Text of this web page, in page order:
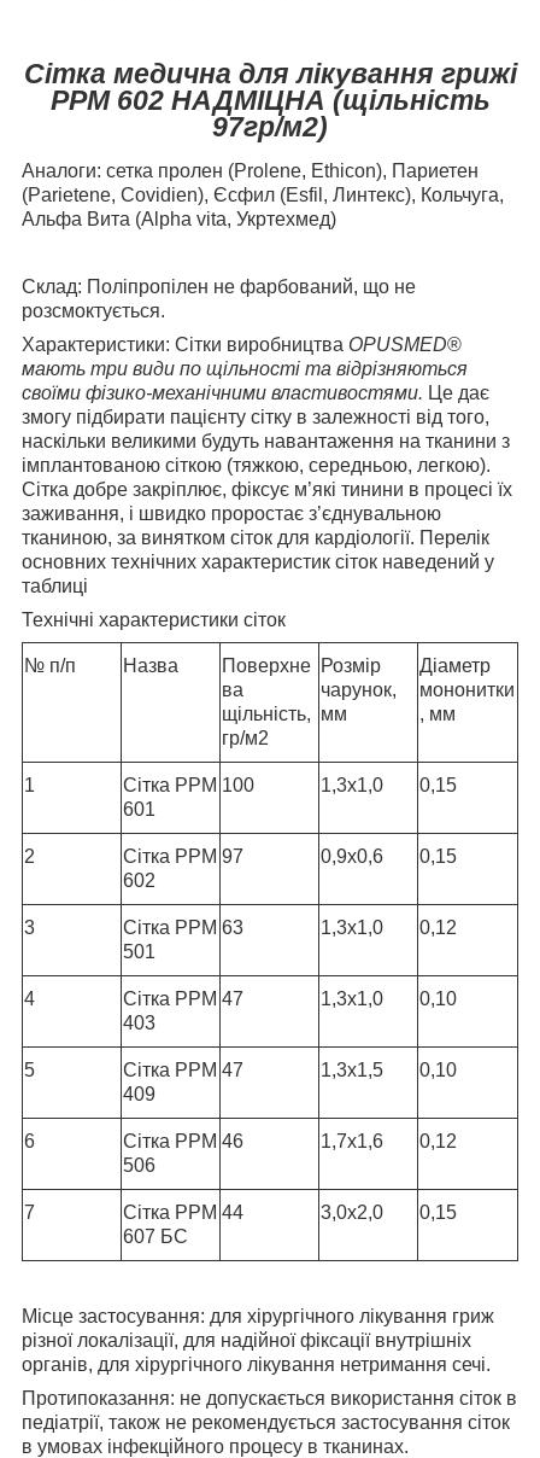
Cітка медична для лікування грижі
РРМ 602 НАДМІЦНА (щільність
97гр/м2)
Аналоги: сетка пролен (Prolene, Ethicon), Париетен
(Parietene, Covidien), Єсфил (Esfil, Линтекс), Кольчуга,
Альфа Вита (Alpha vita, Укртехмед)
Склад: Поліпропілен не фарбований, що не
розсмоктується.
Характеристики: Сітки виробництва OPUSMED®
мають три види по щільності та відрізняються
своїми фізико-механічними властивостями. Це дає
змогу підбирати пацієнту сітку в залежності від того,
наскільки великими будуть навантаження на тканини з
імплантованою сіткою (тяжкою, середньою, легкою).
Сітка добре закріплює, фіксує м’які тинини в процесі їх
заживання, і швидко проростає з’єднувальною
тканиною, за винятком сіток для кардіології. Перелік
основних технічних характеристик сіток наведений у
таблиці
Технічні характеристики сіток
№ п/п Назва
Поверхне
ва
щільність,
гр/м2
Розмір
чарунок,
мм
Діаметр
мононитки
, мм
1
Сітка РРМ
601
100 1,3х1,0 0,15
2
Сітка РРМ
602
97 0,9х0,6 0,15
3
Сітка РРМ
501
63 1,3х1,0 0,12
4
Сітка РРМ
403
47 1,3х1,0 0,10
5
Сітка РРМ
409
47 1,3х1,5 0,10
6
Сітка РРМ
506
46 1,7х1,6 0,12
7
Сітка РРМ
607 БС
44 3,0х2,0 0,15
Місце застосування: для хірургічного лікування гриж
різної локалізації, для надійної фіксації внутрішніх
органів, для хірургічного лікування нетримання сечі.
Протипоказання: не допускається використання сіток в
педіатрії, також не рекомендується застосування сіток
в умовах інфекційного процесу в тканинах.